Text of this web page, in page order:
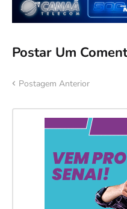
Postar Um
Postagem Anterior